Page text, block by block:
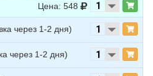
Цена: 548
через 1-2 дня)
через 1-2 дня)